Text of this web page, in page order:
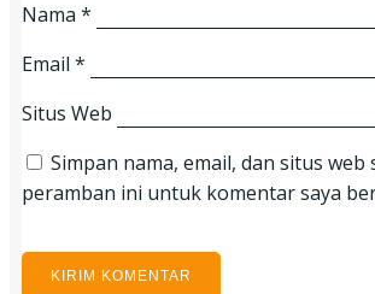
Nama *
Email *
Situs Web
Simpan nama, email, dan situs web
peramban ini untuk komentar saya